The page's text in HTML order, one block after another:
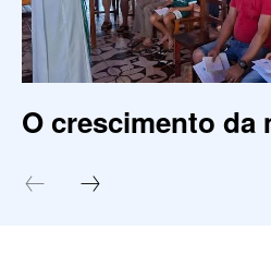
O crescimento da